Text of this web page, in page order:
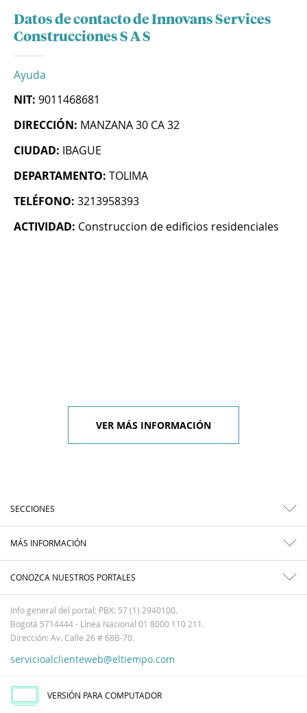
Datos de contacto de Innovans Services
Construcciones S A S
Ayuda
NIT: 9011468681
DIRECCIÓN: MANZANA 30 CA 32
CIUDAD: IBAGUE
DEPARTAMENTO: TOLIMA
TELÉFONO: 3213958393
ACTIVIDAD: Construccion de edificios residenciales
VER MÁS INFORMACIÓN
SECCIONES
MÁS INFORMACIÓN
CONOZCA NUESTROS PORTALES
Info general del portal: PBX: 57 (1) 2940100.
Bogotá 5714444 - Línea Nacional 01 8000 110 211.
Dirección: Av. Calle 26 # 68B-70.
servicioalclienteweb@eltiempo.com
VERSIÓN PARA COMPUTADOR